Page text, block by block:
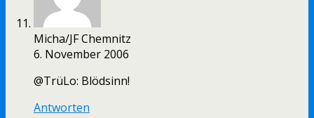
Micha/JF Chemnitz
6. November 2006
@TrüLo: Blödsinn!
Antworten